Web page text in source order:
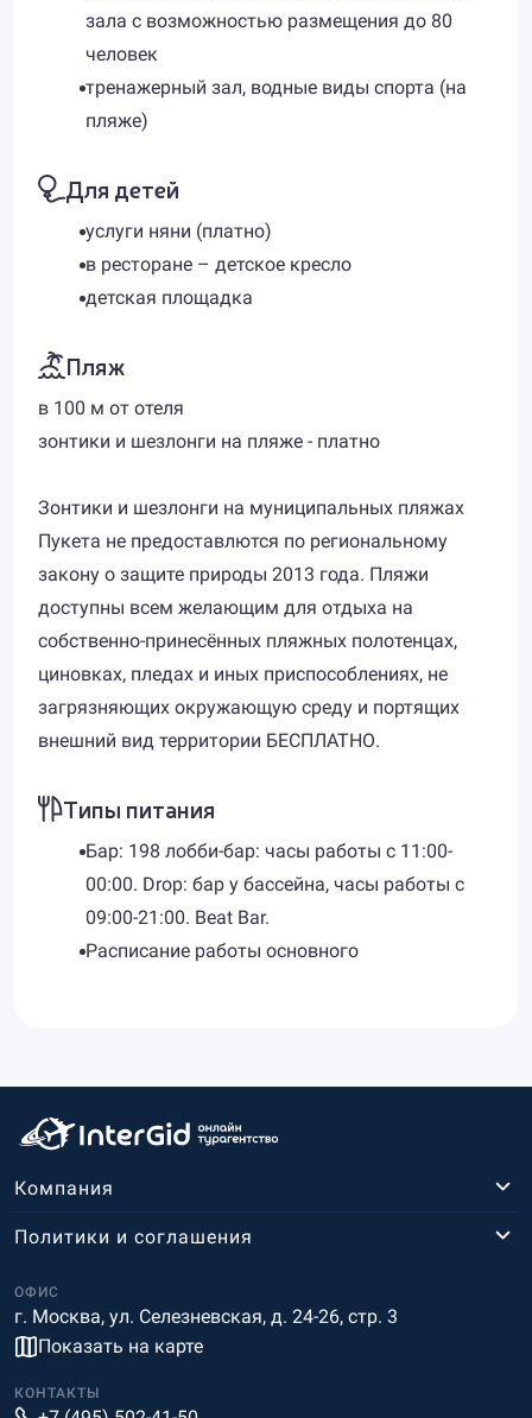
зала с возможностью размещения до 80
человек
тренажерный зал, водные виды спорта (на
пляже)
Для детей
услуги няни (платно)
в ресторане – детское кресло
детская площадка
Пляж
в 100 м от отеля
зонтики и шезлонги на пляже - платно
Зонтики и шезлонги на муниципальных пляжах
Пукета не предоставлются по региональному
закону о защите природы 2013 года. Пляжи
доступны всем желающим для отдыха на
собственно-принесённых пляжных полотенцах,
циновках, пледах и иных приспособлениях, не
загрязняющих окружающую среду и портящих
внешний вид территории БЕСПЛАТНО.
Типы питания
Бар: 198 лобби-бар: часы работы с 11:00-
00:00. Drop: бар у бассейна, часы работы с
09:00-21:00. Beat Bar.
Расписание работы основного
Компания
ОФИС
г. Москва, ул. Селезневская, д. 24-26, стр. 3
Показать на карте
Политики и соглашения
КОНТАКТЫ